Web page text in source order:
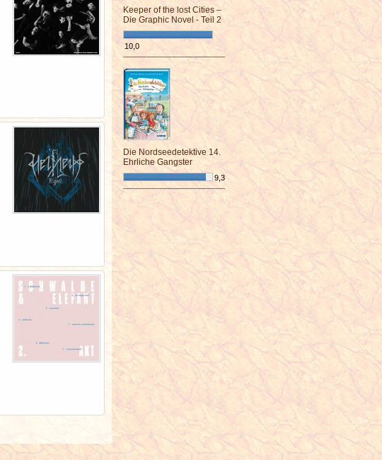
Keeper of the lost Cities –
Die Graphic Novel - Teil 2
10,0
¯¯¯¯¯¯¯¯¯¯¯¯¯¯¯¯¯¯¯¯¯¯¯¯
Die Nordseedetektive 14.
Ehrliche Gangster
9,3
¯¯¯¯¯¯¯¯¯¯¯¯¯¯¯¯¯¯¯¯¯¯¯¯